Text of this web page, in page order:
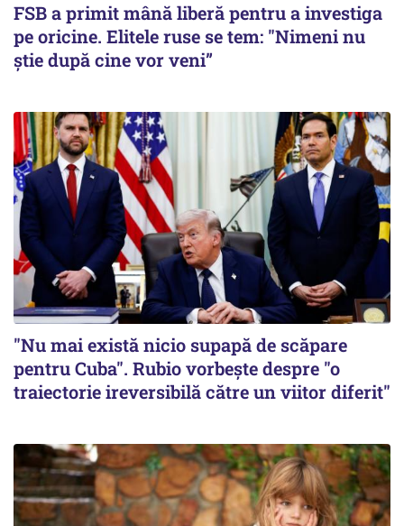
FSB a primit mână liberă pentru a investiga
pe oricine. Elitele ruse se tem: "Nimeni nu
știe după cine vor veni”
"Nu mai există nicio supapă de scăpare
pentru Cuba". Rubio vorbește despre "o
traiectorie ireversibilă către un viitor diferit"